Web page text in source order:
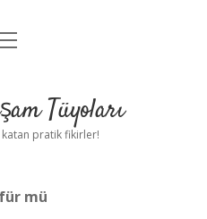
UyarıTüyoları
katan pratik fikirler!
mü